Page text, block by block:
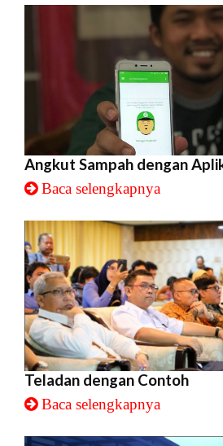
Angkut Sampah dengan
Baca selengkapnya
Teladan dengan Contoh
Baca selengkapnya